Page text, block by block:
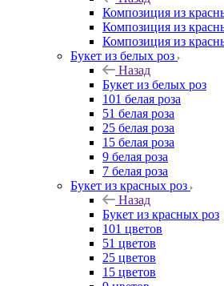
Композиция из
Композиция из
Композиция из
Букет из белых роз
Назад
Букет из белых роз
101 белая роза
51 белая роза
25 белая роза
15 белая роза
9 белая роза
7 белая роза
Букет из красных роз
Назад
Букет из красных роз
101 цветов
51 цветов
25 цветов
15 цветов